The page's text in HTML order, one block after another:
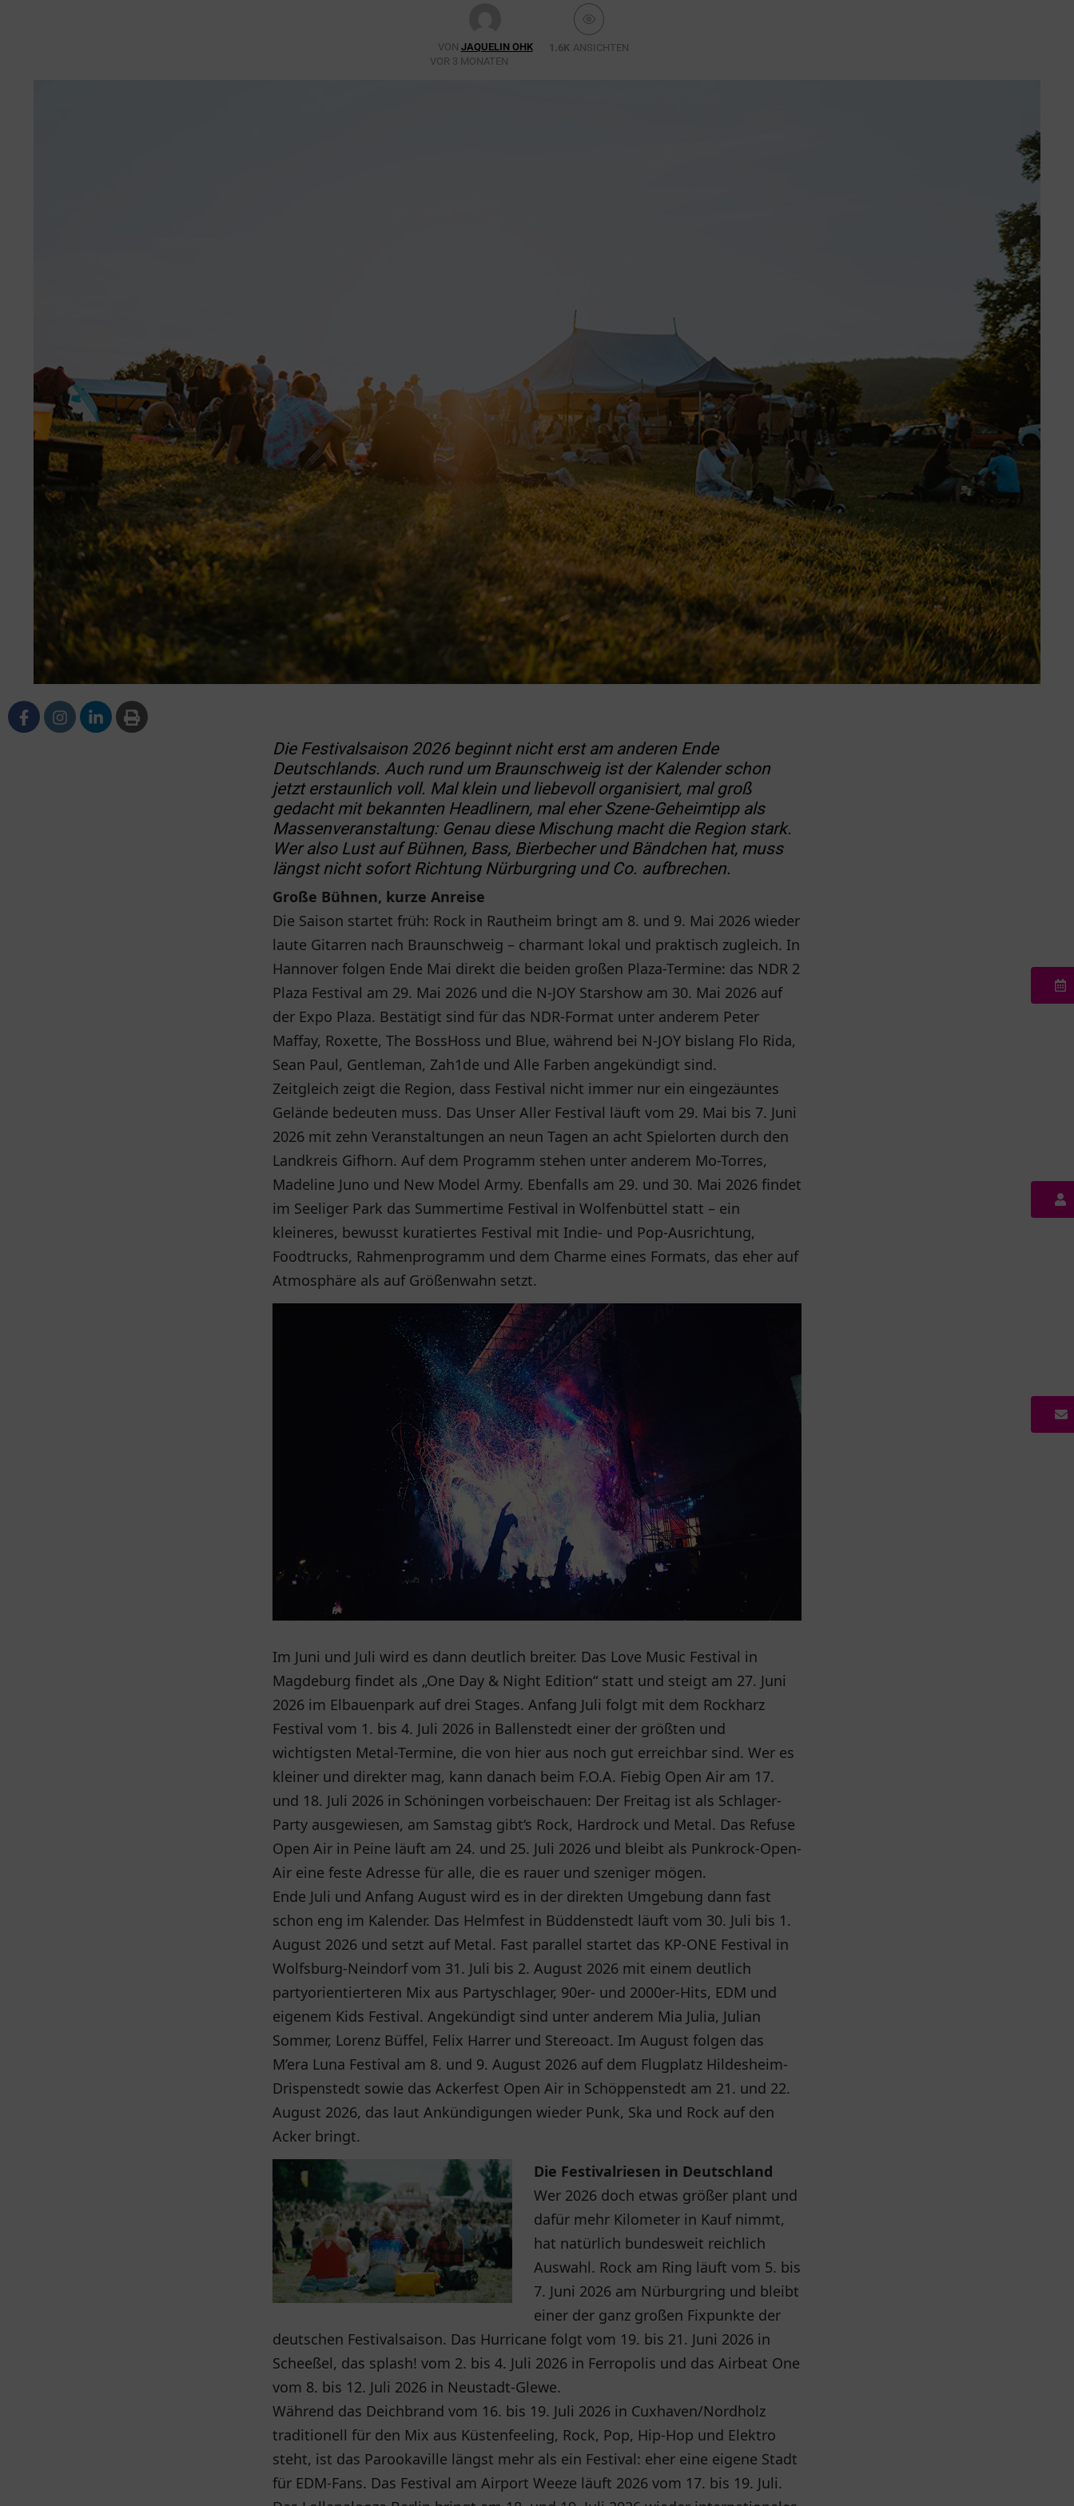
VON JAQUELIN OHK
VOR 3 MONATEN
1.6K ANSICHTEN
Die Festivalsaison 2026 beginnt nicht erst am anderen Ende
Deutschlands. Auch rund um Braunschweig ist der Kalender schon
jetzt erstaunlich voll. Mal klein und liebevoll organisiert, mal groß
gedacht mit bekannten Headlinern, mal eher Szene-Geheimtipp als
Massenveranstaltung: Genau diese Mischung macht die Region stark.
Wer also Lust auf Bühnen, Bass, Bierbecher und Bändchen hat, muss
längst nicht sofort Richtung Nürburgring und Co. aufbrechen.
Große Bühnen, kurze Anreise
Die Saison startet früh: Rock in Rautheim bringt am 8. und 9. Mai 2026 wieder
laute Gitarren nach Braunschweig – charmant lokal und praktisch zugleich. In
Hannover folgen Ende Mai direkt die beiden großen Plaza-Termine: das NDR 2
Plaza Festival am 29. Mai 2026 und die N-JOY Starshow am 30. Mai 2026 auf
der Expo Plaza. Bestätigt sind für das NDR-Format unter anderem Peter
Maffay, Roxette, The BossHoss und Blue, während bei N-JOY bislang Flo Rida,
Sean Paul, Gentleman, Zah1de und Alle Farben angekündigt sind.
Zeitgleich zeigt die Region, dass Festival nicht immer nur ein eingezäuntes
Gelände bedeuten muss. Das Unser Aller Festival läuft vom 29. Mai bis 7. Juni
2026 mit zehn Veranstaltungen an neun Tagen an acht Spielorten durch den
Landkreis Gifhorn. Auf dem Programm stehen unter anderem Mo-Torres,
Madeline Juno und New Model Army. Ebenfalls am 29. und 30. Mai 2026 findet
im Seeliger Park das Summertime Festival in Wolfenbüttel statt – ein
kleineres, bewusst kuratiertes Festival mit Indie- und Pop-Ausrichtung,
Foodtrucks, Rahmenprogramm und dem Charme eines Formats, das eher auf
Atmosphäre als auf Größenwahn setzt.
Im Juni und Juli wird es dann deutlich breiter. Das Love Music Festival in
Magdeburg findet als „One Day & Night Edition“ statt und steigt am 27. Juni
2026 im Elbauenpark auf drei Stages. Anfang Juli folgt mit dem Rockharz
Festival vom 1. bis 4. Juli 2026 in Ballenstedt einer der größten und
wichtigsten Metal-Termine, die von hier aus noch gut erreichbar sind. Wer es
kleiner und direkter mag, kann danach beim F.O.A. Fiebig Open Air am 17.
und 18. Juli 2026 in Schöningen vorbeischauen: Der Freitag ist als Schlager-
Party ausgewiesen, am Samstag gibt‘s Rock, Hardrock und Metal. Das Refuse
Open Air in Peine läuft am 24. und 25. Juli 2026 und bleibt als Punkrock-Open-
Air eine feste Adresse für alle, die es rauer und szeniger mögen.
Ende Juli und Anfang August wird es in der direkten Umgebung dann fast
schon eng im Kalender. Das Helmfest in Büddenstedt läuft vom 30. Juli bis 1.
August 2026 und setzt auf Metal. Fast parallel startet das KP-ONE Festival in
Wolfsburg-Neindorf vom 31. Juli bis 2. August 2026 mit einem deutlich
partyorientierteren Mix aus Partyschlager, 90er- und 2000er-Hits, EDM und
eigenem Kids Festival. Angekündigt sind unter anderem Mia Julia, Julian
Sommer, Lorenz Büffel, Felix Harrer und Stereoact. Im August folgen das
M’era Luna Festival am 8. und 9. August 2026 auf dem Flugplatz Hildesheim-
Drispenstedt sowie das Ackerfest Open Air in Schöppenstedt am 21. und 22.
August 2026, das laut Ankündigungen wieder Punk, Ska und Rock auf den
Acker bringt.
Die Festivalriesen in Deutschland
Wer 2026 doch etwas größer plant und
dafür mehr Kilometer in Kauf nimmt,
hat natürlich bundesweit reichlich
Auswahl. Rock am Ring läuft vom 5. bis
7. Juni 2026 am Nürburgring und bleibt
einer der ganz großen Fixpunkte der
deutschen Festivalsaison. Das Hurricane folgt vom 19. bis 21. Juni 2026 in
Scheeßel, das splash! vom 2. bis 4. Juli 2026 in Ferropolis und das Airbeat One
vom 8. bis 12. Juli 2026 in Neustadt-Glewe.
Während das Deichbrand vom 16. bis 19. Juli 2026 in Cuxhaven/Nordholz
traditionell für den Mix aus Küstenfeeling, Rock, Pop, Hip-Hop und Elektro
steht, ist das Parookaville längst mehr als ein Festival: eher eine eigene Stadt
für EDM-Fans. Das Festival am Airport Weeze läuft 2026 vom 17. bis 19. Juli.